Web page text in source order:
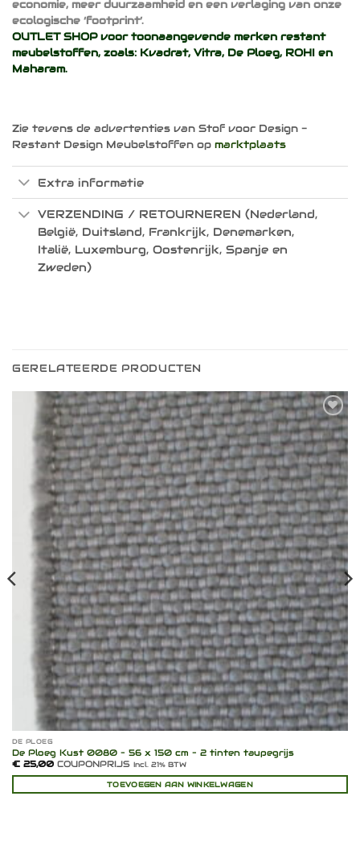
economie, meer duurzaamheid en een verlaging van onze
ecologische ‘footprint’.
OUTLET SHOP voor toonaangevende merken restant
meubelstoffen, zoals: Kvadrat, Vitra, De Ploeg, ROHI en
Maharam.
Zie tevens de advertenties van Stof voor Design -
Restant Design Meubelstoffen op marktplaats
Extra informatie
VERZENDING / RETOURNEREN (Nederland,
België, Duitsland, Frankrijk, Denemarken,
Italië, Luxemburg, Oostenrijk, Spanje en
Zweden)
GERELATEERDE PRODUCTEN
Toevoegen
aan
verlanglijst
DE PLOEG
De Ploeg Kust 0080 – 56 x 150 cm – 2 tinten taupegrijs
€25,00COUPONPRIJS Incl. 21% BTW
TOEVOEGEN AAN WINKELWAGEN